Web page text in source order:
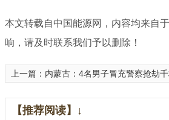
SPA床系列 宁夏足
本文转载自中国能源网，内容均来自
响，请及时联系我们予以删除！
上一篇： 内蒙古：4名男子冒充警察抢劫千枚战
【推荐阅读】↓